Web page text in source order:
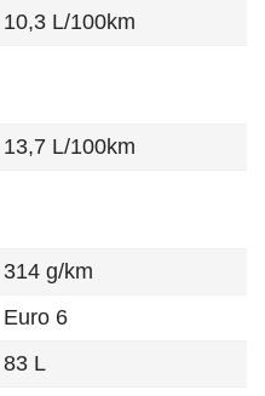
10,3 L/100km
13,7 L/100km
314 g/km
Euro 6
83 L